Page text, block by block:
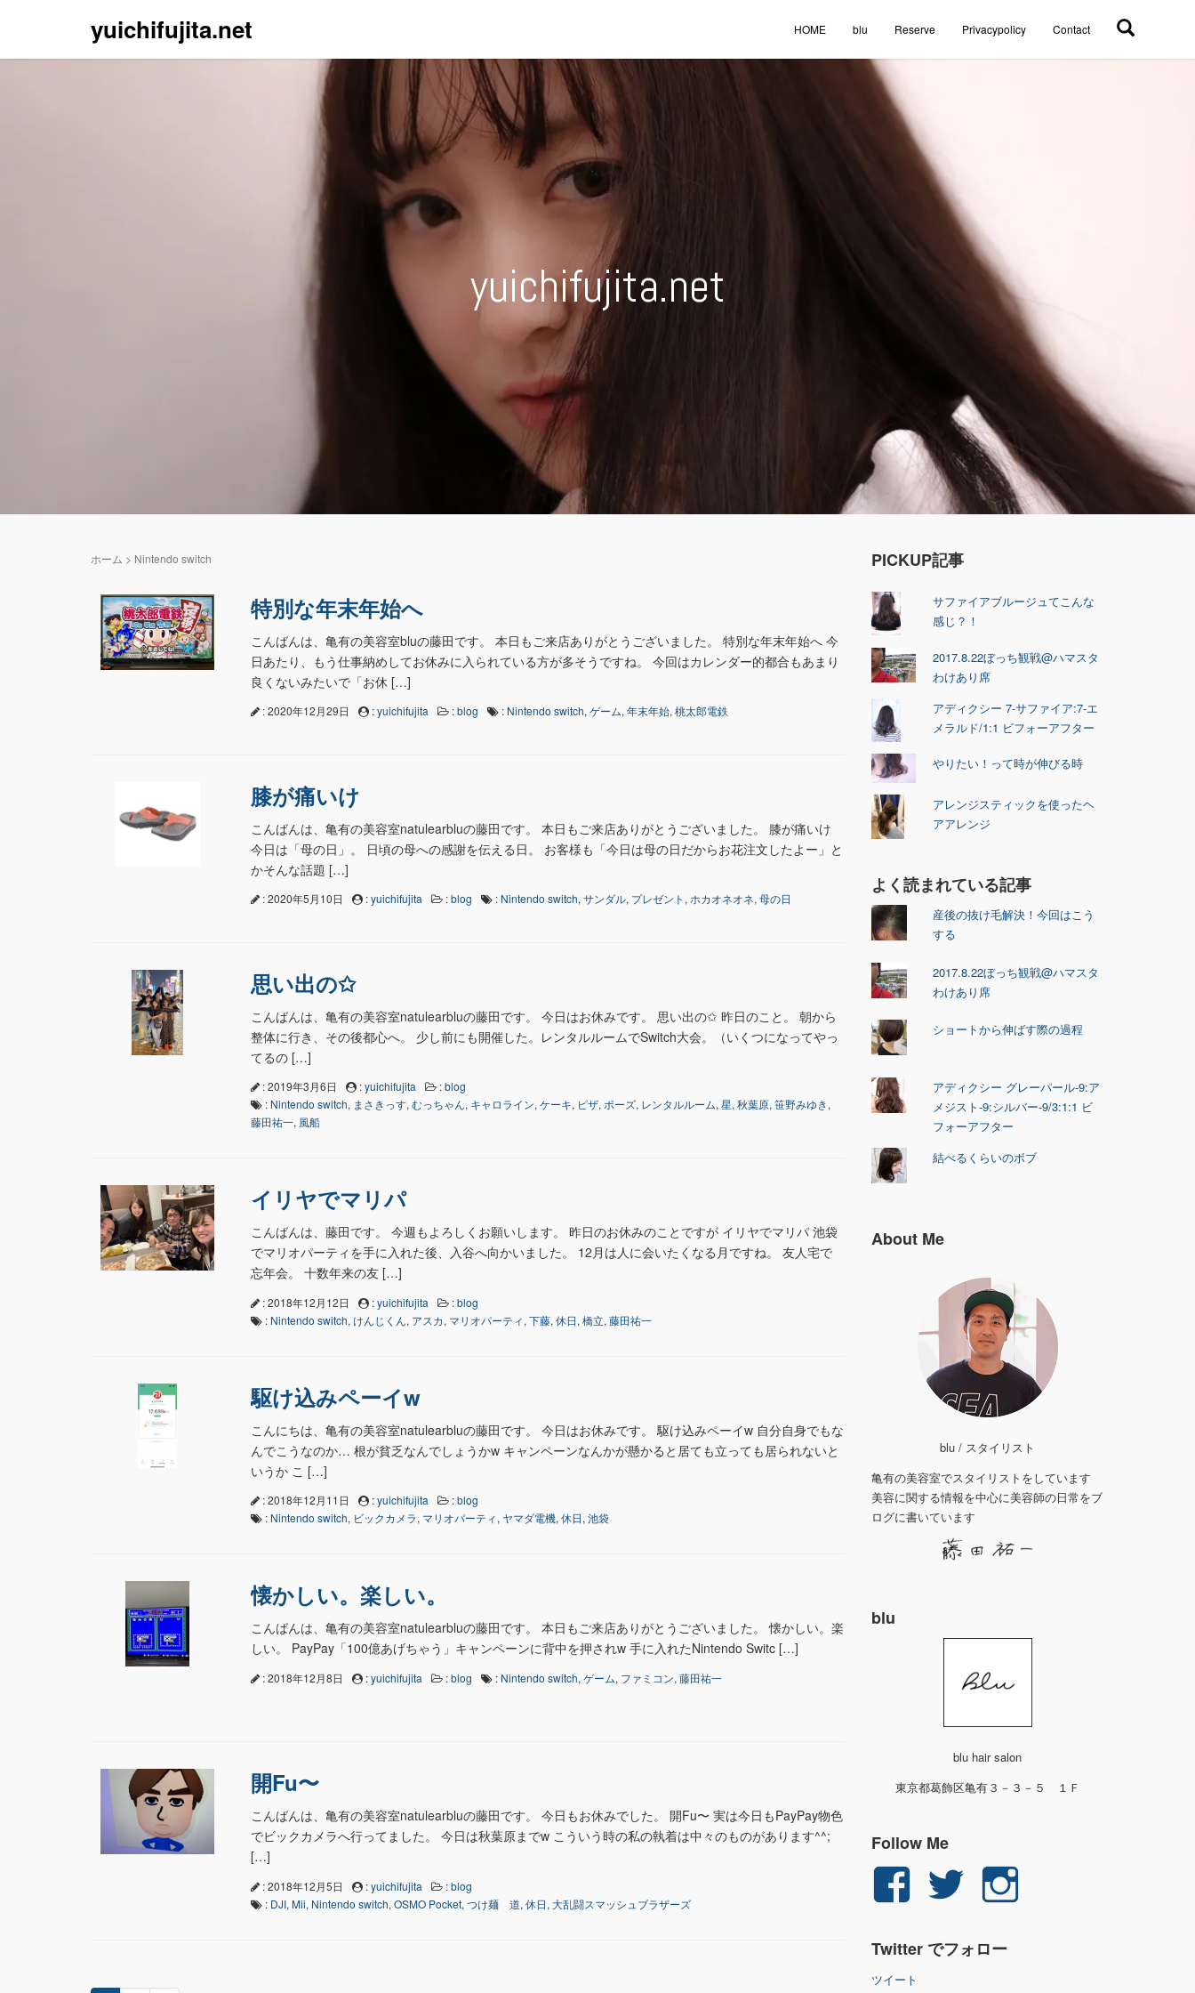
yuichifujita.net HOME blu Reserve Privacypolicy Contact
yuichifujita.net
ホーム > Nintendo switch
特別な年末年始へ
こんばんは、亀有の美容室bluの藤田です。 本日もご来店ありがとうございました。 特別な年末年始へ 今
日あたり、もう仕事納めしてお休みに入られている方が多そうですね。 今回はカレンダー的都合もあまり
良くないみたいで「お休 […]
: 2020年12月29日 :yuichifujita :blog : Nintendo switch, ゲーム, 年末年始, 桃太郎電鉄
膝が痛いけ
こんばんは、亀有の美容室natulearbluの藤田です。 本日もご来店ありがとうございました。 膝が痛いけ
今日は「母の日」。 日頃の母への感謝を伝える日。 お客様も「今日は母の日だからお花注文したよー」と
かそんな話題 […]
: 2020年5月10日 :yuichifujita :blog : Nintendo switch, サンダル, プレゼント , ホカオネオネ, 母の日
思い出の✩
こんばんは、亀有の美容室natulearbluの藤田です。 今日はお休みです。 思い出の✩ 昨日のこと。 朝から
整体に行き、その後都心へ。 少し前にも開催した。レンタルルームでSwitch大会。（いくつになってやっ
てるの […]
: 2019年3月6日 :yuichifujita :blog
: Nintendo switch, まさきっす, むっちゃん, キャロライン, ケーキ, ピザ, ポーズ, レンタルルーム, 星, 秋葉原, 笹野みゆき,
藤田祐一, 風船
イリヤでマリパ
こんばんは、藤田です。 今週もよろしくお願いします。 昨日のお休みのことですが イリヤでマリパ 池袋
でマリオパーティを手に入れた後、入谷へ向かいました。 12月は人に会いたくなる月ですね。 友人宅で
忘年会。 十数年来の友 […]
: 2018年12月12日 :yuichifujita :blog
: Nintendo switch, けんじくん, アスカ, マリオパーティ, 下藤, 休日, 橋立, 藤田祐一
駆け込みペーイw
こんにちは、亀有の美容室natulearbluの藤田です。 今日はお休みです。 駆け込みペーイw 自分自身でもな
んでこうなのか… 根が貧乏なんでしょうかw キャンペーンなんかが懸かると居ても立っても居られないと
いうか こ […]
: 2018年12月11日 :yuichifujita :blog
: Nintendo switch, ビックカメラ, マリオパーティ, ヤマダ電機, 休日, 池袋
懐かしい。楽しい。
こんばんは、亀有の美容室natulearbluの藤田です。 本日もご来店ありがとうございました。 懐かしい。楽
しい。 PayPay「100億あげちゃう」キャンペーンに背中を押されw 手に入れたNintendo Switc […]
: 2018年12月8日 :yuichifujita :blog : Nintendo switch, ゲーム, ファミコン, 藤田祐一
開Fu〜
こんばんは、亀有の美容室natulearbluの藤田です。 今日もお休みでした。 開Fu〜 実は今日もPayPay物色
でビックカメラへ行ってました。 今日は秋葉原までw こういう時の私の執着は中々のものがあります^^;
[…]
: 2018年12月5日 :yuichifujita :blog
: DJI, Mii, Nintendo switch, OSMO Pocket, つけ麺 道, 休日, 大乱闘スマッシュブラザーズ
PICKUP記事
サファイアブルージュてこんな
感じ？！
2017.8.22ぼっち観戦@ハマスタ
わけあり席
アディクシー 7-サファイア:7-エ
メラルド/1:1 ビフォーアフター
やりたい！って時が伸びる時
アレンジスティックを使ったヘ
アアレンジ
よく読まれている記事
産後の抜け毛解決！今回はこう
する
2017.8.22ぼっち観戦@ハマスタ
わけあり席
ショートから伸ばす際の過程
アディクシー グレーパール-9:ア
メジスト-9:シルバー-9/3:1:1 ビ
フォーアフター
結べるくらいのボブ
About Me
blu / スタイリスト
亀有の美容室でスタイリストをしています
美容に関する情報を中心に美容師の日常をブ
ログに書いています
blu
blu hair salon
東京都葛飾区亀有３－３－５ １Ｆ
Follow Me
yuichi.fujita.351
ん
yu_1_fjt
ん
Twitter でフォロー
ツイート